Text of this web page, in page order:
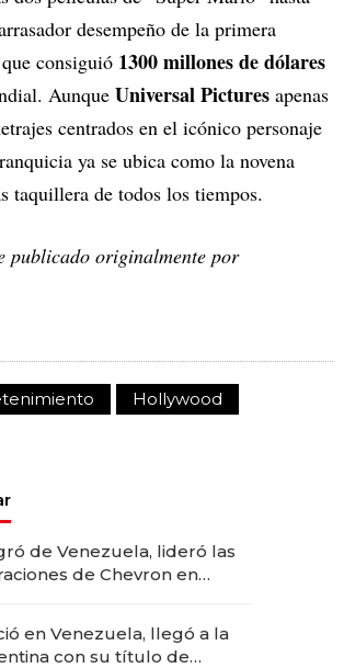
desempeño de la primera
consiguió 1300 millones de dólares
Aunque Universal Pictures apenas
centrados en el icónico personaje
ya se ubica como la novena
taquillera de todos los tiempos.
publicado originalmente por
Hollywood
de Venezuela, lideró las
de Chevron en
en Venezuela, llegó a la
con su título de